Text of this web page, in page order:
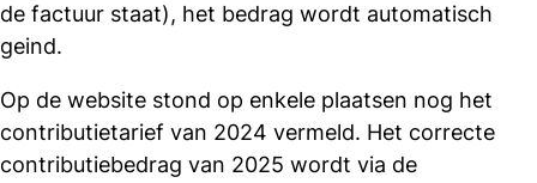
de factuur staat), het bedrag wordt automatisch
geind.
Op de website stond op enkele plaatsen nog het
contributietarief van 2024 vermeld. Het correcte
contributiebedrag van 2025 wordt via de